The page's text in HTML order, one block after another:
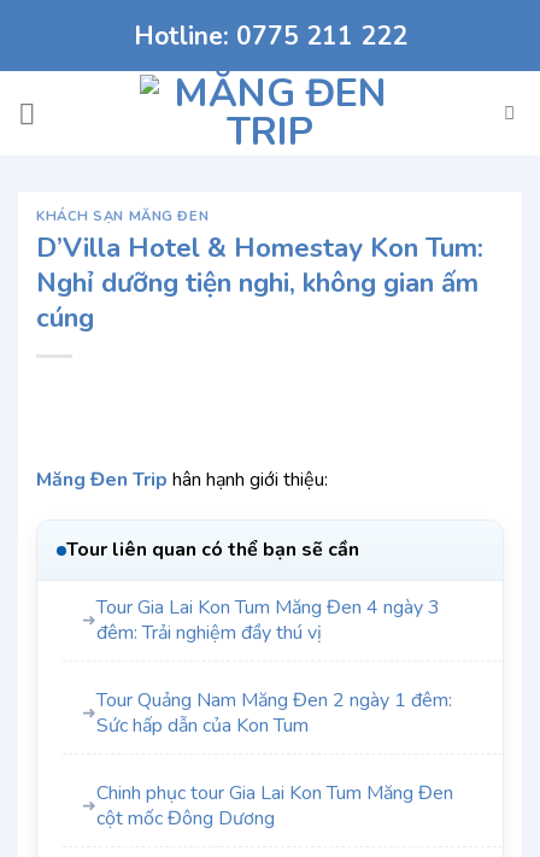
nội
dung
Hotline: 0775 211 222
KHÁCH SẠN MĂNG ĐEN
D’Villa Hotel & Homestay Kon Tum:
Nghỉ dưỡng tiện nghi, không gian ấm
cúng
Măng Đen Trip hân hạnh giới thiệu:
Tour liên quan có thể bạn sẽ cần
➜Tour Gia Lai Kon Tum Măng Đen 4 ngày 3
đêm: Trải nghiệm đầy thú vị
➜Tour Quảng Nam Măng Đen 2 ngày 1 đêm:
Sức hấp dẫn của Kon Tum
➜Chinh phục tour Gia Lai Kon Tum Măng Đen
cột mốc Đông Dương